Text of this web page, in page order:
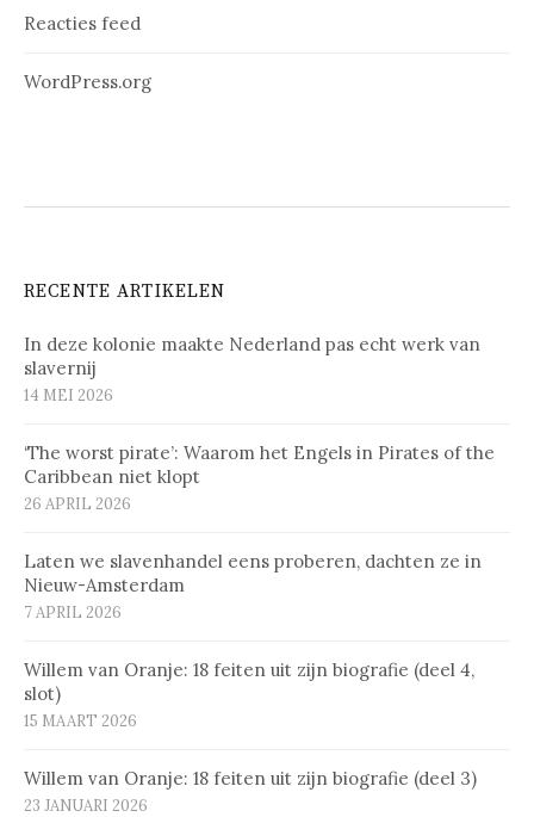
Reacties feed
WordPress.org
RECENTE ARTIKELEN
In deze kolonie maakte Nederland pas echt werk van
slavernij
14 MEI 2026
‘The worst pirate’: Waarom het Engels in Pirates of the
Caribbean niet klopt
26 APRIL 2026
Laten we slavenhandel eens proberen, dachten ze in
Nieuw-Amsterdam
7 APRIL 2026
Willem van Oranje: 18 feiten uit zijn biografie (deel 4,
slot)
15 MAART 2026
Willem van Oranje: 18 feiten uit zijn biografie (deel 3)
23 JANUARI 2026